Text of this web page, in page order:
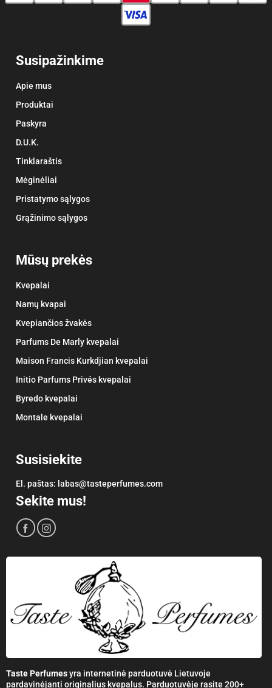
Susipažinkime
Apie mus
Produktai
Paskyra
D.U.K.
Tinklaraštis
Mėginėliai
Pristatymo sąlygos
Grąžinimo sąlygos
Mūsų prekės
Kvepalai
Namų kvapai
Kvepiančios žvakės
Parfums De Marly kvepalai
Maison Francis Kurkdjian kvepalai
Initio Parfums Privés kvepalai
Byredo kvepalai
Montale kvepalai
Susisiekite
El. paštas: labas@tasteperfumes.com
Sekite mus!
Taste Perfumesyra internetinė parduotuvė Lietuvoje
pardavinėjanti originalius kvepalus. Parduotuvėje rasite 200+